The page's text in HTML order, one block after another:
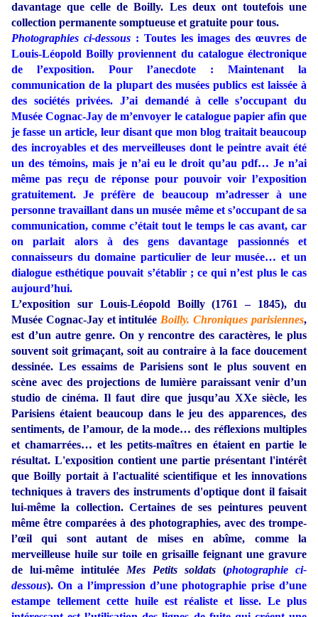
davantage que celle de Boilly. Les deux ont toutefois une
collection permanente somptueuse et gratuite pour tous.
Photographies ci-dessous: Toutes les images des œuvres de
Louis-Léopold Boilly proviennent du catalogue électronique
de l’exposition. Pour l’anecdote : Maintenant la
communication de la plupart des musées publics est laissée à
des sociétés privées. J’ai demandé à celle s’occupant du
Musée Cognac-Jay de m’envoyer le catalogue papier afin que
je fasse un article, leur disant que mon blog traitait beaucoup
des incroyables et des merveilleuses dont le peintre avait été
un des témoins, mais je n’ai eu le droit qu’au pdf… Je n’ai
même pas reçu de réponse pour pouvoir voir l’exposition
gratuitement. Je préfère de beaucoup m’adresser à une
personne travaillant dans un musée même et s’occupant de sa
communication, comme c’était tout le temps le cas avant, car
on parlait alors à des gens davantage passionnés et
connaisseurs du domaine particulier de leur musée… et un
dialogue esthétique pouvait s’établir ; ce qui n’est plus le cas
aujourd’hui.
L’exposition sur Louis-Léopold Boilly (1761 – 1845), du
Musée Cognac-Jay et intitulée Boilly. Chroniques parisiennes,
est d’un autre genre. On y rencontre des caractères, le plus
souvent soit grimaçant, soit au contraire à la face doucement
dessinée. Les essaims de Parisiens sont le plus souvent en
scène avec des projections de lumière paraissant venir d’un
studio de cinéma. Il faut dire que jusqu’au XXe siècle, les
Parisiens étaient beaucoup dans le jeu des apparences, des
sentiments, de l’amour, de la mode… des réflexions multiples
et chamarrées… et les petits-maîtres en étaient en partie le
résultat. L'exposition contient une partie présentant l'intérêt
que Boilly portait à l'actualité scientifique et les innovations
techniques à travers des instruments d'optique dont il faisait
lui-même la collection. Certaines de ses peintures peuvent
même être comparées à des photographies, avec des trompe-
l’œil qui sont autant de mises en abîme, comme la
merveilleuse huile sur toile en grisaille feignant une gravure
de lui-même intitulée Mes Petits soldats (photographie ci-
dessous). On a l’impression d’une photographie prise d’une
estampe tellement cette huile est réaliste et lisse. Le plus